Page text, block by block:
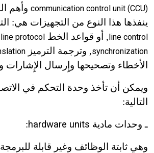
communication control unit (CCU) وأهم
ينفذها هذا النوع من التجهيزات هي:
line control , أو قواعد الخط line protocol
synchronization, وترجمة الترميز
الأخطاء وتصحيحها وإِرسال الإِشارات
ويمكن أن تأخذ وحدة التحكم في
التالية:
ـ وحدات مادية hardware units
:
وهي ثابتة الوظائف وغير قابلة